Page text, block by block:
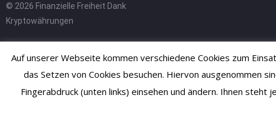
© 2026 Finanzielle Freiheit Dank
Kryptowährungen
Auf unserer Webseite kommen verschiedene Cookies zum
das Setzen von Cookies besuchen. Hiervon ausgenommen
Fingerabdruck (unten links) einsehen und ändern. Ihnen